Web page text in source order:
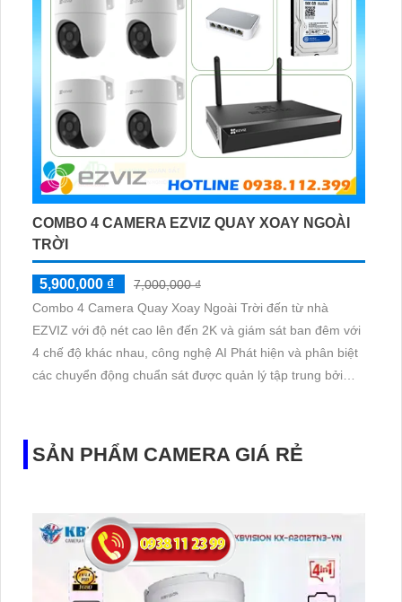
COMBO 4 CAMERA EZVIZ QUAY XOAY NGOÀI
TRỜI
5,900,000 ₫
7,000,000 ₫
Combo 4 Camera Quay Xoay Ngoài Trời đến từ nhà
EZVIZ với độ nét cao lên đến 2K và giám sát ban đêm với
4 chế độ khác nhau, công nghệ AI Phát hiện và phân biệt
các chuyển động chuẩn sát được quản lý tập trung bởi
SẢN PHẨM CAMERA GIÁ RẺ